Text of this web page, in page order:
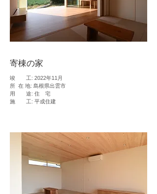
寄棟の家
竣 工: 2022年11月
所 在 地: 島根県出雲市
用 途: 住 宅
施 工: 平成住建